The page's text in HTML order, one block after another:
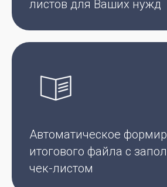
листов для Ваших нужд
Автоматическое
итогового файла с
чек-листом